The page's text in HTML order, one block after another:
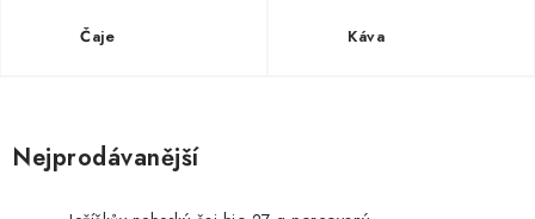
Čaje Káva
Nejprodávanější